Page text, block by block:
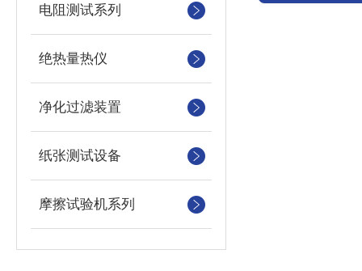
电阻测试系列
绝热量热仪
净化过滤装置
纸张测试设备
摩擦试验机系列